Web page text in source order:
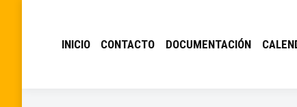
INICIO CONTACTO DOCUMENTACIÓN